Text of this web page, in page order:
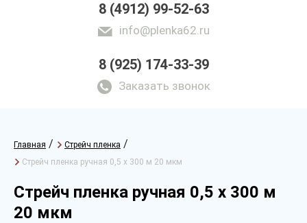
8 (4912) 99-52-63
info@plenka62.ru
8 (925) 174-33-39
Заказать звонок
Главная / Стрейч пленка /
Стрейч пленка ручная 0,5 х 300 м 20 мкм
Стрейч пленка ручная 0,5 х 300 м
20 мкм